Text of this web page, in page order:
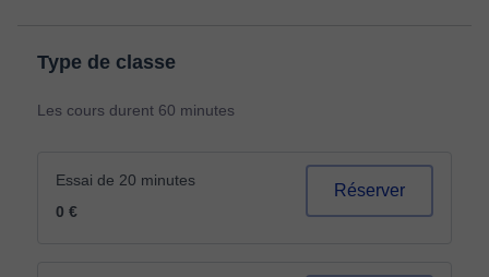
Type de classe
Les cours durent 60 minutes
Essai de 20 minutes
0 €
Réserver